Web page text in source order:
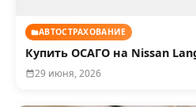
АВТОСТРАХОВАНИЕ
Купить ОСАГО на Nissan
29 июня, 2026